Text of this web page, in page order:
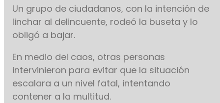
Un grupo de ciudadanos, con la intención de
linchar al delincuente, rodeó la buseta y lo
obligó a bajar.
En medio del caos, otras personas
intervinieron para evitar que la situación
escalara a un nivel fatal, intentando
contener a la multitud.